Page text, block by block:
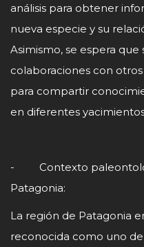
análisis para obtener
nueva especie y su
Asimismo, se espera que
colaboraciones con
para compartir
en diferentes
- Contexto
Patagonia:
La región de Patagonia
reconocida como uno